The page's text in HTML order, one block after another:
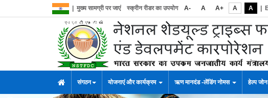
मुख्य सामग्री पर जाएं स्क्रीन रीडर का उपयोग A- A A+ A A
संगठन योजनाएं और कार्यक्रम ऋण मानदंड -लेंडिंग नोमस हेल्प जोन